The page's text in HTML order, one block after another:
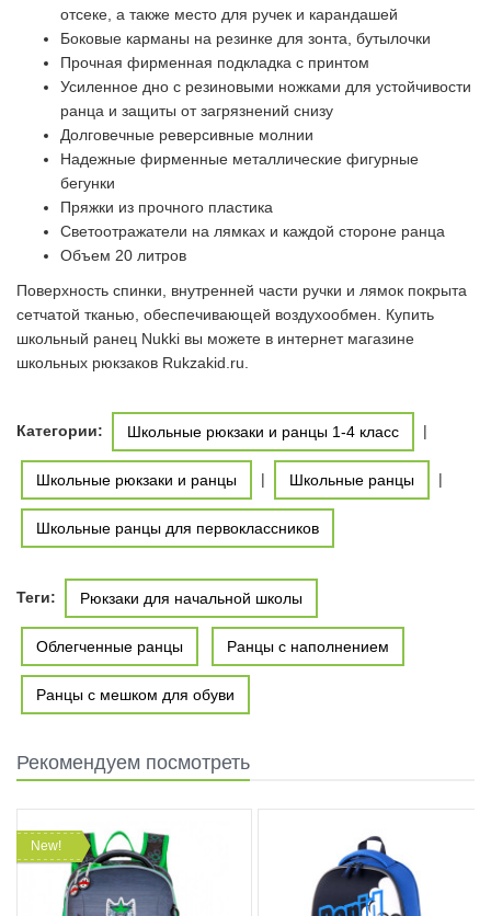
отсеке, а также место для ручек и карандашей
Боковые карманы на резинке для зонта, бутылочки
Прочная фирменная подкладка с принтом
Усиленное дно с резиновыми ножками для устойчивости
ранца и защиты от загрязнений снизу
Долговечные реверсивные молнии
Надежные фирменные металлические фигурные
бегунки
Пряжки из прочного пластика
Светоотражатели на лямках и каждой стороне ранца
Объем 20 литров
Поверхность спинки, внутренней части ручки и лямок покрыта
сетчатой тканью, обеспечивающей воздухообмен. Купить
школьный ранец Nukki вы можете в интернет магазине
школьных рюкзаков Rukzakid.ru.
Категории: Школьные рюкзаки и ранцы 1-4 класс |
Школьные рюкзаки и ранцы | Школьные ранцы |
Школьные ранцы для первоклассников
Теги: Рюкзаки для начальной школы
Облегченные ранцы Ранцы с наполнением
Ранцы с мешком для обуви
Рекомендуем посмотреть
New!